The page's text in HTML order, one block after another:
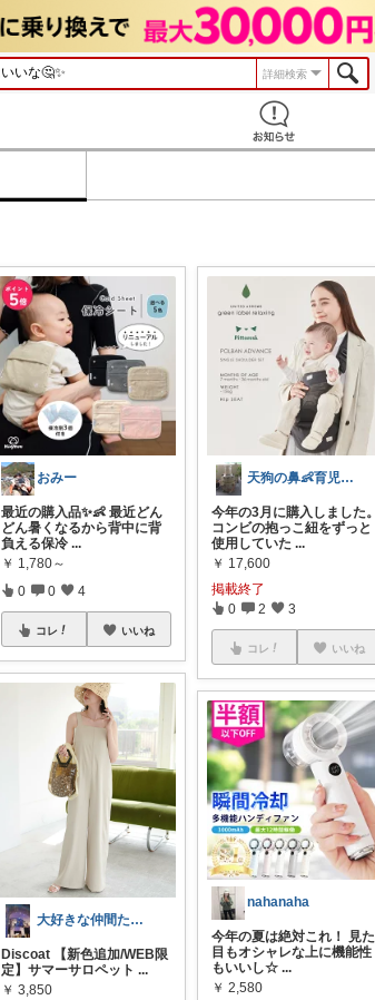
詳細検索
おみー
最近の購入品✨👶 最近どん
どん暑くなるから背中に背
負える保冷 ...
￥ 1,780～
0 0 4
コレ いいね
大好きな仲間たち＊コレクション整理中♪
Discoat 【新色追加/WEB限
定】サマーサロペット...
￥ 3,850
天狗の鼻👶育児便利グッズ
今年の3月に購入しました。
コンビの抱っこ紐をずっと
使用していた ...
￥ 17,600
掲載終了
0 2 3
コレ いいね
nahanaha
今年の夏は絶対これ！ 見た
目もオシャレな上に機能性
もいいし☆...
￥ 2,580